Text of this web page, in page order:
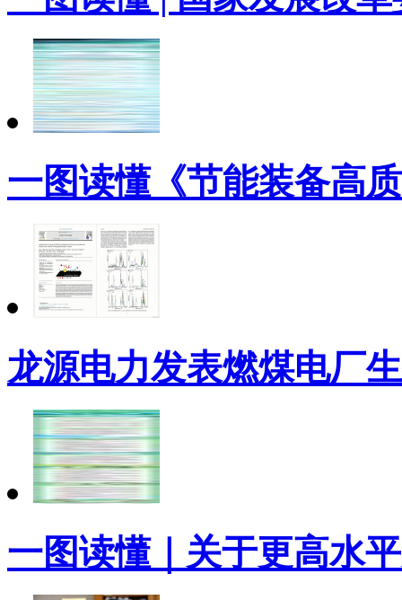
一图读懂《节能装备高
龙源电力发表燃煤电厂
一图读懂｜关于更高水